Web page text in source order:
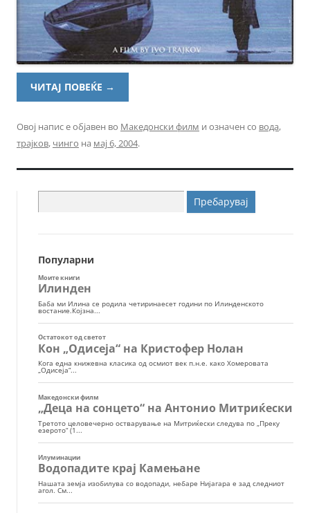
ЧИТАЈ ПОВЕЌЕ →
Овој напис е објавен во Македонски филм и означен со вода,
трајков, чинго на мај 6, 2004.
за:
Популарни